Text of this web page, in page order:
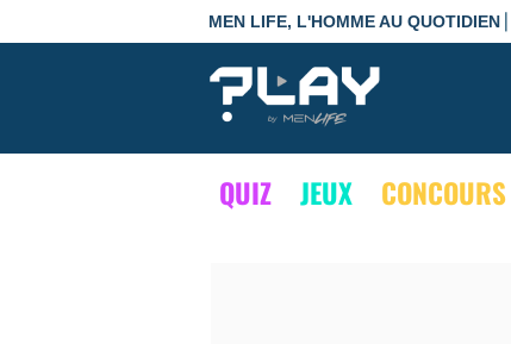
MEN LIFE, L'HOMME AU QUOTIDIEN |
QUIZ JEUX CONCOURS